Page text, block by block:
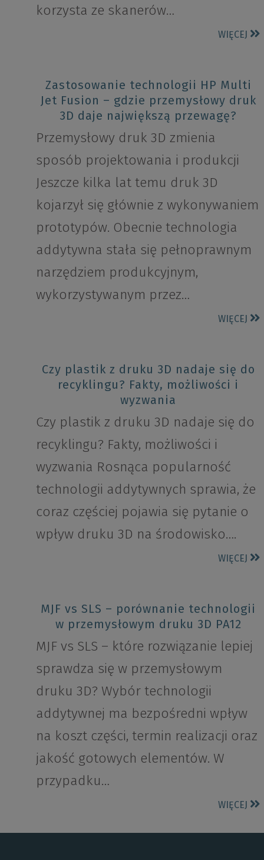
korzysta ze skanerów…
WIĘCEJ
Zastosowanie technologii HP Multi
Jet Fusion – gdzie przemysłowy druk
3D daje największą przewagę?
Przemysłowy druk 3D zmienia
sposób projektowania i produkcji
Jeszcze kilka lat temu druk 3D
kojarzył się głównie z wykonywaniem
prototypów. Obecnie technologia
addytywna stała się pełnoprawnym
narzędziem produkcyjnym,
wykorzystywanym przez…
WIĘCEJ
Czy plastik z druku 3D nadaje się do
recyklingu? Fakty, możliwości i
wyzwania
Czy plastik z druku 3D nadaje się do
recyklingu? Fakty, możliwości i
wyzwania Rosnąca popularność
technologii addytywnych sprawia, że
coraz częściej pojawia się pytanie o
wpływ druku 3D na środowisko….
WIĘCEJ
MJF vs SLS – porównanie technologii
w przemysłowym druku 3D PA12
MJF vs SLS – które rozwiązanie lepiej
sprawdza się w przemysłowym
druku 3D? Wybór technologii
addytywnej ma bezpośredni wpływ
na koszt części, termin realizacji oraz
jakość gotowych elementów. W
przypadku…
WIĘCEJ